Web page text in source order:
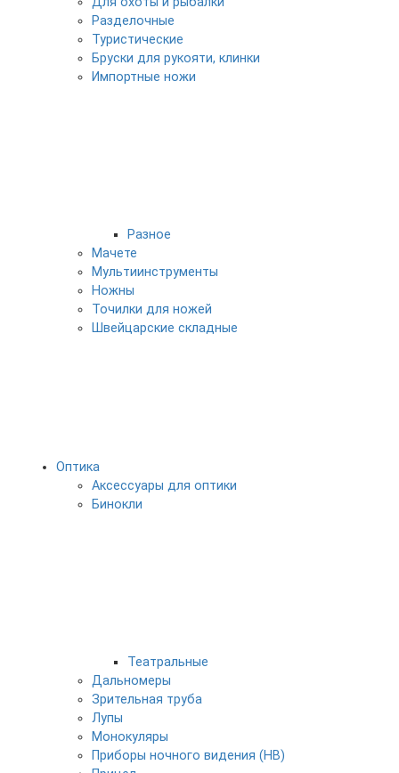
Разделочные
Туристические
Бруски для рукояти, клинки
Импортные ножи
Разное
Мачете
Мультиинструменты
Ножны
Точилки для ножей
Швейцарские складные
Оптика
Аксессуары для оптики
Бинокли
Театральные
Дальномеры
Зрительная труба
Лупы
Монокуляры
Приборы ночного видения (НВ)